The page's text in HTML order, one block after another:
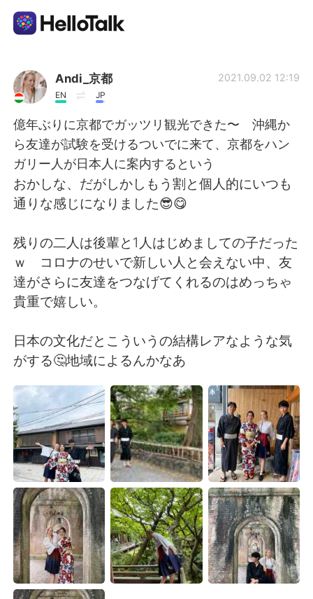
แอปแลกเปลี่ยนทางภาษา
AI Grammar Checker
ไทย
English 简体中文
繁體中文 Español
العربية Français
한국어 Русский
Indonesia Italiano
Türkçe Tiếng Việt
Português
Andi_京都
EN JP
2021.09.02 12:19
億年ぶりに京都でガッツリ観光できた〜 沖縄か
ら友達が試験を受けるついでに来て、京都をハン
ガリー人が日本人に案内するという
おかしな、だがしかしもう割と個人的にいつも
通りな感じになりました😎😋
残りの二人は後輩と1人はじめましての子だった
ｗ コロナのせいで新しい人と会えない中、友
達がさらに友達をつなげてくれるのはめっちゃ
貴重で嬉しい。
日本の文化だとこういうの結構レアなような気
がする🤔地域によるんかなあ